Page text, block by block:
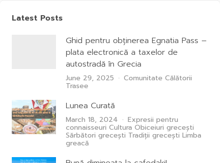
Latest Posts
Ghid pentru obținerea Egnatia Pass –
plata electronică a taxelor de
autostradă în Grecia
June 29, 2025 Comunitate Călătorii
Trasee
Lunea Curată
March 18, 2024 Expresii pentru
connaisseuri Cultura Obiceiuri grecești
Sărbători grecești Tradiții grecești Limba
greacă